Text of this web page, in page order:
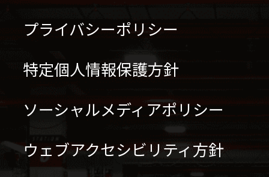
プライバシーポリシー
特定個人情報保護方針
ソーシャルメディアポリシー
ウェブアクセシビリティ方針